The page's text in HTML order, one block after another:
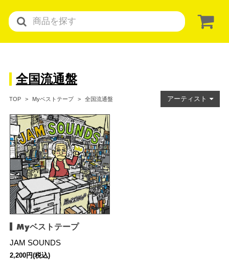
全国流通盤
TOP Myベストテープ 全国流通盤 アーティスト
Myベストテープ
JAM SOUNDS
2,200円(税込)